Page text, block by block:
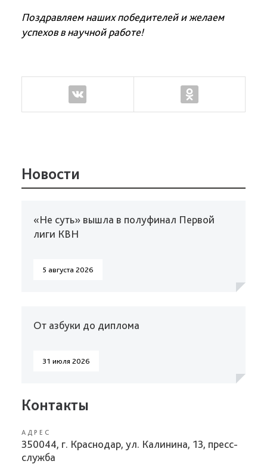
Поздравляем наших победителей и желаем
успехов в научной работе!
Новости
«Не суть» вышла в полуфинал Первой
лиги КВН
5 августа 2026
От азбуки до диплома
31 июля 2026
Контакты
АДРЕС
350044, г. Краснодар, ул. Калинина, 13, пресс-
служба